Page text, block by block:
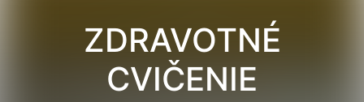
ZDRAVOTNÉ
CVIČENIE